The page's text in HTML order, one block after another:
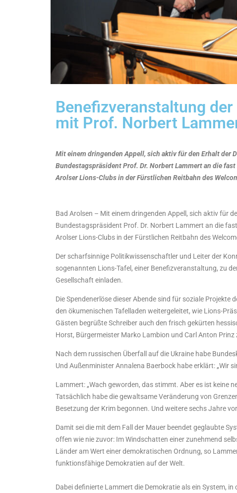
Benefizveranstaltung
mit Prof. Norbert
Mit einem dringenden Appell, sich aktiv für den Erhalt der
Bundestagspräsident Prof. Dr. Norbert Lammert an die
Arolser Lions-Clubs in der Fürstlichen Reitbahn des
Bad Arolsen – Mit einem dringenden Appell, sich aktiv für
Bundestagspräsident Prof. Dr. Norbert Lammert an die
Arolser Lions-Clubs in der Fürstlichen Reitbahn des
Der scharfsinnige Politikwissenschaftler und Leiter der
sogenannten Lions-Tafel, einer Benefizveranstaltung, zu
Gesellschaft einladen.
Die Spendenerlöse dieser Abende sind für soziale
den ökumenischen Tafelladen weitergeleitet, wie Lions-
Gästen begrüßte Schreiber auch den frisch gekürten
Horst, Bürgermeister Marko Lambion und Carl Anton Prinz
Nach dem russischen Überfall auf die Ukraine habe
Und Außenminister Annalena Baerbock habe erklärt: „Wir
Lammert: „Wach geworden, das stimmt. Aber es ist keine
Tatsächlich habe die gewaltsame Veränderung von
Besetzung der Krim begonnen. Und weitere sechs Jahre
Damit sei die mit dem Fall der Mauer beendet geglaubte
offen wie nie zuvor: Im Windschatten einer zunehmend
Länder am Wert einer demokratischen Ordnung, so
funktionsfähige Demokratien auf der Welt.
Dabei definierte Lammert die Demokratie als ein System,